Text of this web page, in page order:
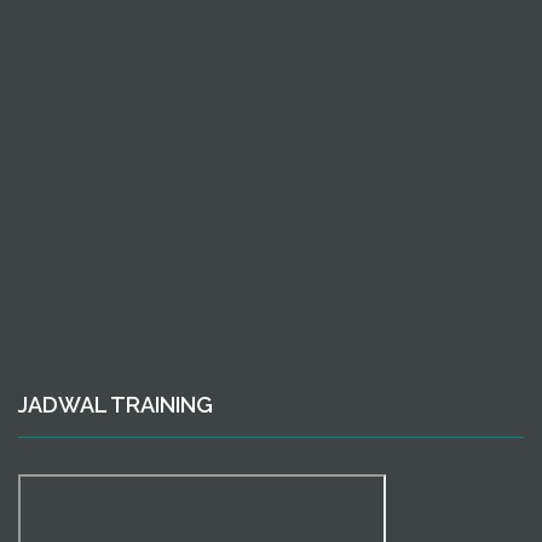
JADWAL TRAINING